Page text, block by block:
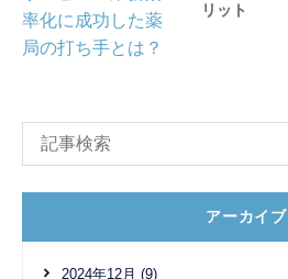
リット
アーカイブ
2024年12月 (9)